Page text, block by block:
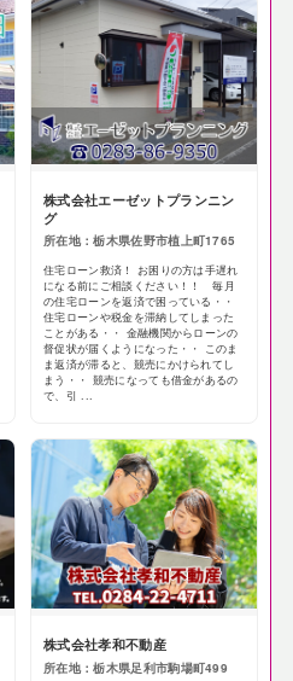
株式会社エーゼットプランニン
グ
所在地：栃木県佐野市植上町1765
住宅ローン救済！ お困りの方は手遅れ
になる前にご相談ください！！ 毎月
の住宅ローンを返済で困っている・・
住宅ローンや税金を滞納してしまった
ことがある・・ 金融機関からローンの
督促状が届くようになった・・ このま
ま返済が滞ると、競売にかけられてし
まう・・ 競売になっても借金があるの
で、引 ...
株式会社孝和不動産
所在地：栃木県足利市駒場町499